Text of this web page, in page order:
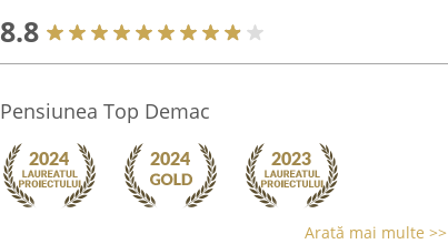
8.8
Pensiunea Top Demac
Arată mai multe >>